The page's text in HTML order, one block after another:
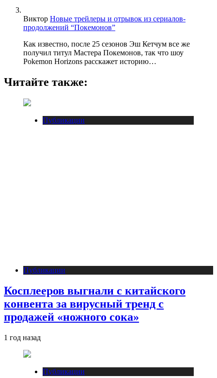
Виктор Новые трейлеры и отрывок из сериалов-
продолжений “Покемонов”
Как известно, после 25 сезонов Эш Кетчум все же
получил титул Мастера Покемонов, так что шоу
Pokemon Horizons расскажет историю…
Читайте также:
Публикации
Публикации
Косплееров выгнали с китайского
конвента за вирусный тренд с
продажей «ножного сока»
1 год назад
Публикации